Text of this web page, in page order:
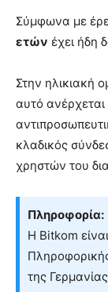
Σύμφωνα με
ετών έχει ήδη
Στην ηλικιακή
αυτό
κλαδικός
χρηστών του
Πληροφορία:
Η Bitkom
της